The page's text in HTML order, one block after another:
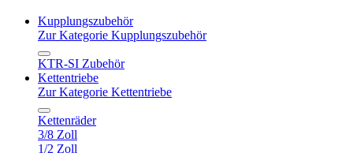
Kupplungszubehör
Zur Kategorie Kupplungszubehör
KTR-SI Zubehör
Kettentriebe
Zur Kategorie Kettentriebe
Kettenräder
3/8 Zoll
1/2 Zoll